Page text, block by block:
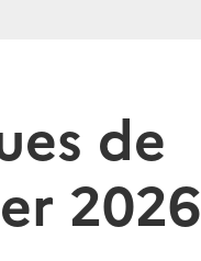
de
2026